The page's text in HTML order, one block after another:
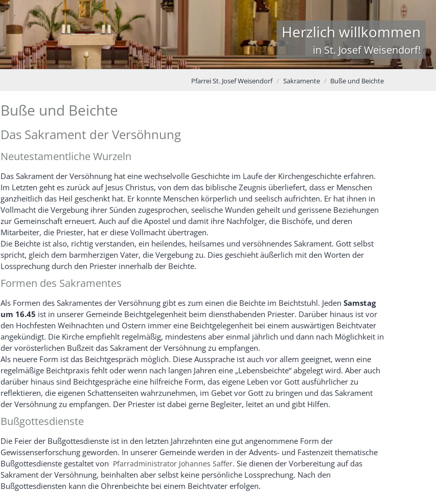
Herzlich willkommen
in St. Josef Weisendorf!
Pfarrei St. Josef Weisendorf Sakramente Buße und Beichte
Buße und Beichte
Das Sakrament der Versöhnung
Neutestamentliche Wurzeln
Das Sakrament der Versöhnung hat eine wechselvolle Geschichte im Laufe der Kirchengeschichte erfahren.
Im Letzten geht es zurück auf Jesus Christus, von dem das biblische Zeugnis überliefert, dass er Menschen
ganzheitlich das Heil geschenkt hat. Er konnte Menschen körperlich und seelisch aufrichten. Er hat ihnen in
Vollmacht die Vergebung ihrer Sünden zugesprochen, seelische Wunden geheilt und gerissene Beziehungen
zur Gemeinschaft erneuert. Auch auf die Apostel und damit ihre Nachfolger, die Bischöfe, und deren
Mitarbeiter, die Priester, hat er diese Vollmacht übertragen.
Die Beichte ist also, richtig verstanden, ein heilendes, heilsames und versöhnendes Sakrament. Gott selbst
spricht, gleich dem barmherzigen Vater, die Vergebung zu. Dies geschieht äußerlich mit den Worten der
Lossprechung durch den Priester innerhalb der Beichte.
Formen des Sakramentes
Als Formen des Sakramentes der Versöhnung gibt es zum einen die Beichte im Beichtstuhl. Jeden Samstag
um 16.45 ist in unserer Gemeinde Beichtgelegenheit beim diensthabenden Priester. Darüber hinaus ist vor
den Hochfesten Weihnachten und Ostern immer eine Beichtgelegenheit bei einem auswärtigen Beichtvater
angekündigt. Die Kirche empfiehlt regelmäßig, mindestens aber einmal jährlich und dann nach Möglichkeit in
der vorösterlichen Bußzeit das Sakrament der Versöhnung zu empfangen.
Als neuere Form ist das Beichtgespräch möglich. Diese Aussprache ist auch vor allem geeignet, wenn eine
regelmäßige Beichtpraxis fehlt oder wenn nach langen Jahren eine „Lebensbeichte“ abgelegt wird. Aber auch
darüber hinaus sind Beichtgespräche eine hilfreiche Form, das eigene Leben vor Gott ausführlicher zu
reflektieren, die eigenen Schattenseiten wahrzunehmen, im Gebet vor Gott zu bringen und das Sakrament
der Versöhnung zu empfangen. Der Priester ist dabei gerne Begleiter, leitet an und gibt Hilfen.
Bußgottesdienste
Die Feier der Bußgottesdienste ist in den letzten Jahrzehnten eine gut angenommene Form der
Gewissenserforschung geworden. In unserer Gemeinde werden in der Advents- und Fastenzeit thematische
Bußgottesdienste gestaltet von Pfarradministrator Johannes Saffer. Sie dienen der Vorbereitung auf das
Sakrament der Versöhnung, beinhalten aber selbst keine persönliche Lossprechung. Nach den
Bußgottesdiensten kann die Ohrenbeichte bei einem Beichtvater erfolgen.